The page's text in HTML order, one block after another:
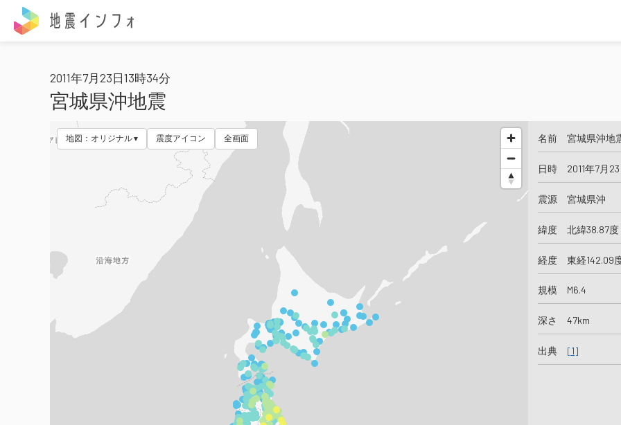
2011年7月23日13時34分
宮城県沖地震
地図：オリジナル 震度アイコン 全画面 名前 宮城県沖地
日時 2011年7月23
震源 宮城県沖
緯度 北緯38.87度
経度 東経142.09
規模 M6.4
深さ 47km
出典 [1]